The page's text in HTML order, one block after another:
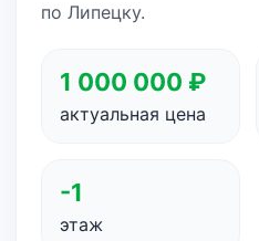
по Липецку.
1 000 000 ₽
актуальная цена
-1
этаж